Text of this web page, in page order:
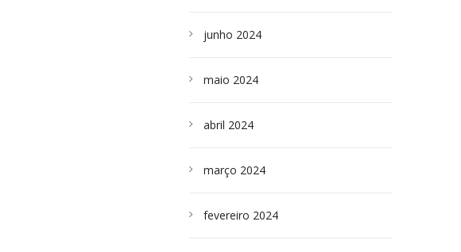
junho 2024
maio 2024
abril 2024
março 2024
fevereiro 2024